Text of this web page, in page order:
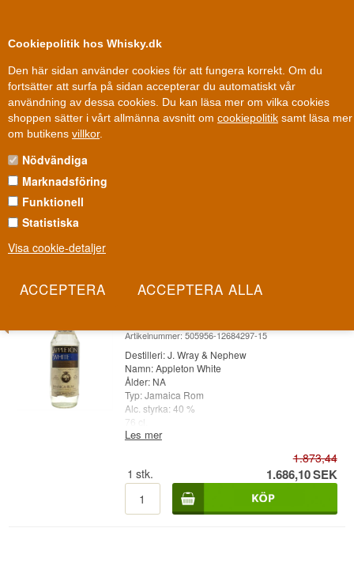
Cookiepolitik hos Whisky.dk
Den här sidan använder cookies för att fungera korrekt. Om du
fortsätter att surfa på sidan accepterar du automatiskt vår
användning av dessa cookies. Du kan läsa mer om vilka cookies
shoppen sätter i vårt allmänna avsnitt om cookiepolitik samt läsa mer
om butikens villkor.
Nödvändiga
Marknadsföring
Funktionell
Statistiska
Visa cookie-detaljer
Fri leverans Fri frakt vid 899 dkk
Rom»Destillerier / Romhus
WRAY & NEPHEW ROME
Wray & Nephew White Overproof är Jamaicas mest sålda sprit och
ett av romvärldens mest ikoniska namn. Vid 63% är den inte bara
Les mer
- 10%
Appleton White Old Version Jamaica
Artikelnummer: 505956-12684297-15
Destilleri: J. Wray & Nephew
Namn: Appleton White
Ålder: NA
Typ: Jamaica Rom
Alc. styrka: 40 %
76 cl.
Övrigt: Old Version - From 1970's - 70 proof
Slitage och skrapor på etiketten.
Les mer
1.873,44
1 stk. 1.686,10SEK